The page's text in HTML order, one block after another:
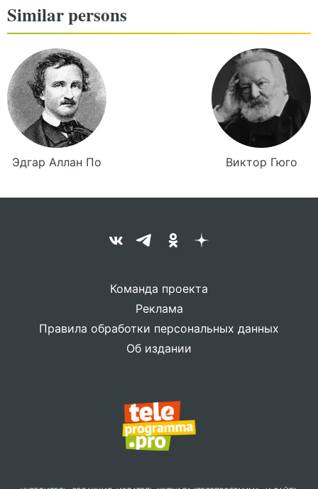
Similar persons
Эдгар Аллан По Виктор Гюго
Команда проекта
Реклама
Правила обработки персональных данных
Об издании